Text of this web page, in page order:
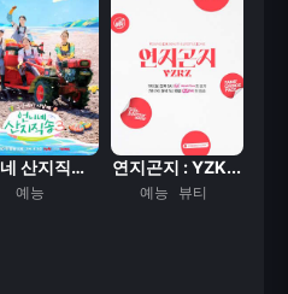
314화
317화 318화
320화 321화
언니네 산지직송 시...
예능
연지곤지 : YZK...
예능 뷰티